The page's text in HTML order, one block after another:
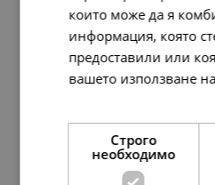
Disney x Pandora Гривна
които може да я
информация, която
предоставили или
вашето използване
Строго
необходимо